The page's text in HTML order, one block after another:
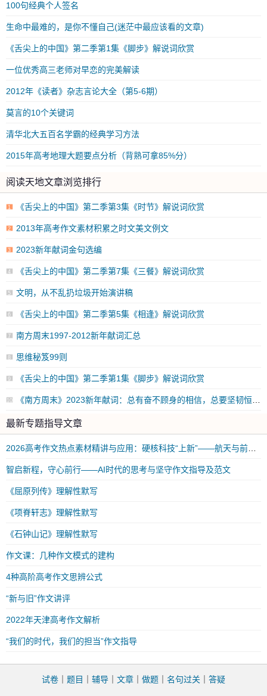
100句经典个人签名
生命中最难的，是你不懂自己(迷茫中最应该看的文章)
《舌尖上的中国》第二季第1集《脚步》解说词欣赏
一位优秀高三老师对早恋的完美解读
2012年《读者》杂志言论大全（第5-6期）
莫言的10个关键词
清华北大五百名学霸的经典学习方法
2015年高考地理大题要点分析（背熟可拿85%分）
阅读天地文章浏览排行
1 《舌尖上的中国》第二季第3集《时节》解说词欣赏
2 2013年高考作文素材积累之时文美文例文
3 2023新年献词金句选编
4 《舌尖上的中国》第二季第7集《三餐》解说词欣赏
5 文明，从不乱扔垃圾开始演讲稿
6 《舌尖上的中国》第二季第5集《相逢》解说词欣赏
7 南方周末1997-2012新年献词汇总
8 思维秘笈99则
9 《舌尖上的中国》第二季第1集《脚步》解说词欣赏
10 《南方周末》2023新年献词：总有奋不顾身的相信，总要坚韧恒久的勇气
最新专题指导文章
智启新程，守心前行——AI时代的思考与坚守作文指导及范文
《屈原列传》理解性默写
《项脊轩志》理解性默写
《石钟山记》理解性默写
作文课：几种作文模式的建构
4种高阶高考作文思辨公式
“新与旧”作文讲评
2022年天津高考作文解析
“我们的时代，我们的担当”作文指导
试卷 题目 辅导 文章 做题 名句过关 答疑